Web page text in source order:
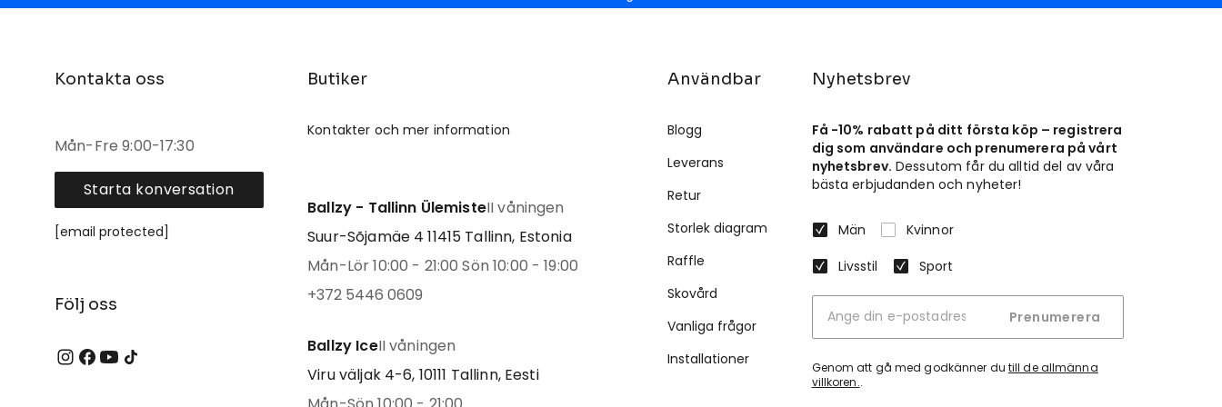
Kontakta oss
Mån-Fre 9:00-17:30
Starta konversation
[email protected]
Följ oss
Butiker
Kontakter och mer information
Ballzy - Tallinn ÜlemisteII våningen
Suur-Sõjamäe 4 11415 Tallinn, Estonia
Mån-Lör 10:00 - 21:00 Sön 10:00 - 19:00
+372 5446 0609
Ballzy IceII våningen
Viru väljak 4-6, 10111 Tallinn, Eesti
Användbar
Blogg
Leverans
Retur
Storlek diagram
Raffle
Skovård
Vanliga frågor
Installationer
Nyhetsbrev
Få -10% rabatt på ditt första köp – registrera
dig som användare och prenumerera på vårt
nyhetsbrev. Dessutom får du alltid del av våra
bästa erbjudanden och nyheter!
Män
Kvinnor
Livsstil
Sport
Prenumerera
Genom att gå med godkänner du till de allmänna
villkoren..